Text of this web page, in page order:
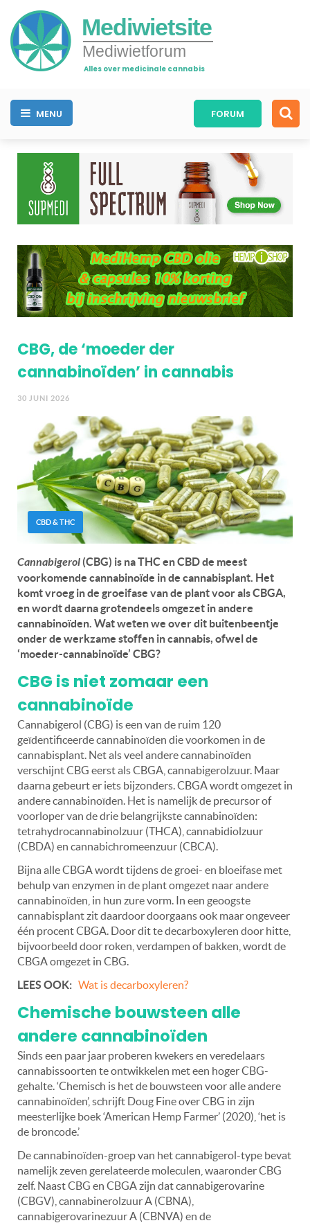
Mediwietsite
Mediwietforum
Alles over medicinale cannabis
MENU FORUM
CBG, de ‘moeder der
cannabinoïden’ in cannabis
30 JUNI 2026
CBD & THC
Cannabigerol (CBG) is na THC en CBD de meest
voorkomende cannabinoïde in de cannabisplant. Het
komt vroeg in de groeifase van de plant voor als CBGA,
en wordt daarna grotendeels omgezet in andere
cannabinoïden. Wat weten we over dit buitenbeentje
onder de werkzame stoffen in cannabis, ofwel de
‘moeder-cannabinoïde’ CBG?
CBG is niet zomaar een
cannabinoïde
Cannabigerol (CBG) is een van de ruim 120
geïdentificeerde cannabinoïden die voorkomen in de
cannabisplant. Net als veel andere cannabinoïden
verschijnt CBG eerst als CBGA, cannabigerolzuur. Maar
daarna gebeurt er iets bijzonders. CBGA wordt omgezet in
andere cannabinoïden. Het is namelijk de precursor of
voorloper van de drie belangrijkste cannabinoïden:
tetrahydrocannabinolzuur (THCA), cannabidiolzuur
(CBDA) en cannabichromeenzuur (CBCA).
Bijna alle CBGA wordt tijdens de groei- en bloeifase met
behulp van enzymen in de plant omgezet naar andere
cannabinoïden, in hun zure vorm. In een geoogste
cannabisplant zit daardoor doorgaans ook maar ongeveer
één procent CBGA. Door dit te decarboxyleren door hitte,
bijvoorbeeld door roken, verdampen of bakken, wordt de
CBGA omgezet in CBG.
LEES OOK: Wat is decarboxyleren?
Chemische bouwsteen alle
andere cannabinoïden
Sinds een paar jaar proberen kwekers en veredelaars
cannabissoorten te ontwikkelen met een hoger CBG-
gehalte. ‘Chemisch is het de bouwsteen voor alle andere
cannabinoïden’, schrijft Doug Fine over CBG in zijn
meesterlijke boek ‘American Hemp Farmer’ (2020), ‘het is
de broncode.’
De cannabinoïden-groep van het cannabigerol-type bevat
namelijk zeven gerelateerde moleculen, waaronder CBG
zelf. Naast CBG en CBGA zijn dat cannabigerovarine
(CBGV), cannabinerolzuur A (CBNA),
cannabigerovarinezuur A (CBNVA) en de